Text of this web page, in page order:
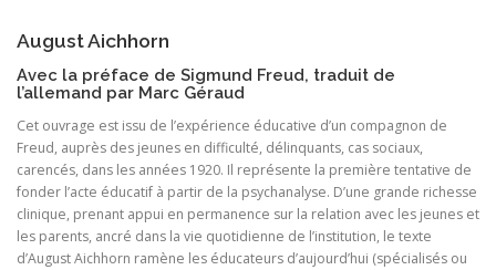
August Aichhorn
Avec la préface de Sigmund Freud, traduit de
l’allemand par Marc Géraud
Cet ouvrage est issu de l’expérience éducative d’un compagnon de
Freud, auprès des jeunes en difficulté, délinquants, cas sociaux,
carencés, dans les années 1920. Il représente la première tentative de
fonder l’acte éducatif à partir de la psychanalyse. D’une grande richesse
clinique, prenant appui en permanence sur la relation avec les jeunes et
les parents, ancré dans la vie quotidienne de l’institution, le texte
d’August Aichhorn ramène les éducateurs d’aujourd’hui (spécialisés ou